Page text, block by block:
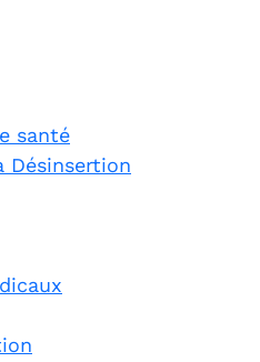
santé
Désinsertion